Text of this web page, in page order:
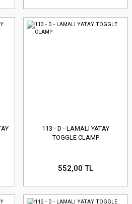
113 - D - LAMALI YATAY
TOGGLE CLAMP
552,00 TL